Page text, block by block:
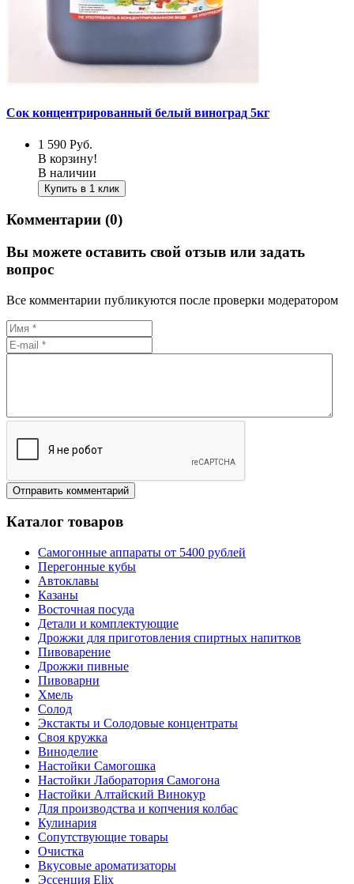
Сок концентрированный белый виноград 5кг
1 590 Руб.
В корзину!
В наличии
Купить в 1 клик
Комментарии (0)
Вы можете оставить свой отзыв или задать
вопрос
Все комментарии публикуются после проверки модератором
Каталог товаров
Самогонные аппараты от 5400 рублей
Перегонные кубы
Автоклавы
Казаны
Восточная посуда
Детали и комплектующие
Дрожжи для приготовления спиртных напитков
Пивоварение
Дрожжи пивные
Пивоварни
Хмель
Солод
Экстакты и Солодовые концентраты
Своя кружка
Виноделие
Настойки Самогошка
Настойки Лаборатория Самогона
Настойки Алтайский Винокур
Для производства и копчения колбас
Кулинария
Сопутствующие товары
Очистка
Вкусовые ароматизаторы
Эссенция Elix